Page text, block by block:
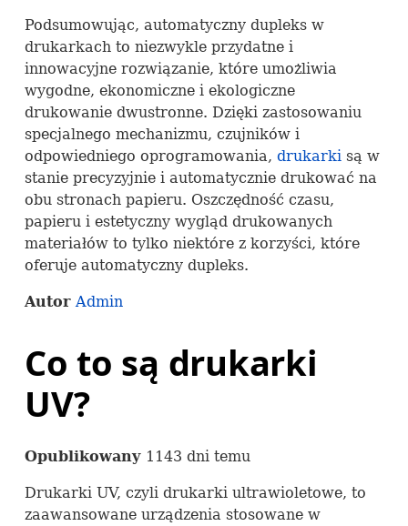
Podsumowując, automatyczny dupleks w
drukarkach to niezwykle przydatne i
innowacyjne rozwiązanie, które umożliwia
wygodne, ekonomiczne i ekologiczne
drukowanie dwustronne. Dzięki zastosowaniu
specjalnego mechanizmu, czujników i
odpowiedniego oprogramowania, drukarki są w
stanie precyzyjnie i automatycznie drukować na
obu stronach papieru. Oszczędność czasu,
papieru i estetyczny wygląd drukowanych
materiałów to tylko niektóre z korzyści, które
oferuje automatyczny dupleks.
Autor Admin
Co to są drukarki
UV?
Opublikowany 1143 dni temu
Drukarki UV, czyli drukarki ultrawioletowe, to
zaawansowane urządzenia stosowane w